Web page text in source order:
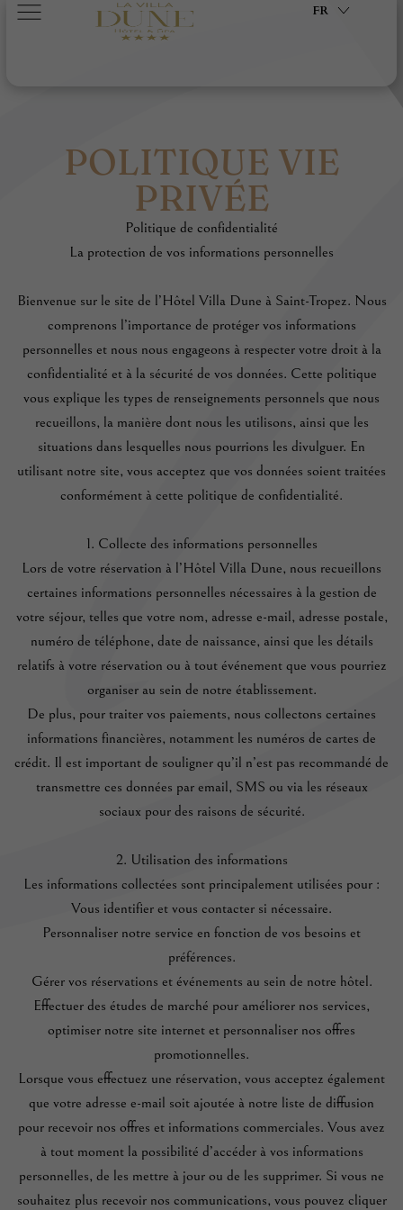
FR
POLITIQUE VIE
PRIVÉE
Politique de confidentialité
La protection de vos informations personnelles
Bienvenue sur le site de l’Hôtel Villa Dune à Saint-Tropez. Nous
comprenons l’importance de protéger vos informations
personnelles et nous nous engageons à respecter votre droit à la
confidentialité et à la sécurité de vos données. Cette politique
vous explique les types de renseignements personnels que nous
recueillons, la manière dont nous les utilisons, ainsi que les
situations dans lesquelles nous pourrions les divulguer. En
utilisant notre site, vous acceptez que vos données soient traitées
conformément à cette politique de confidentialité.
1. Collecte des informations personnelles
Lors de votre réservation à l’Hôtel Villa Dune, nous recueillons
certaines informations personnelles nécessaires à la gestion de
votre séjour, telles que votre nom, adresse e-mail, adresse postale,
numéro de téléphone, date de naissance, ainsi que les détails
relatifs à votre réservation ou à tout événement que vous pourriez
organiser au sein de notre établissement.
De plus, pour traiter vos paiements, nous collectons certaines
informations financières, notamment les numéros de cartes de
crédit. Il est important de souligner qu’il n’est pas recommandé de
transmettre ces données par email, SMS ou via les réseaux
sociaux pour des raisons de sécurité.
2. Utilisation des informations
Les informations collectées sont principalement utilisées pour :
Vous identifier et vous contacter si nécessaire.
Personnaliser notre service en fonction de vos besoins et
préférences.
Gérer vos réservations et événements au sein de notre hôtel.
Effectuer des études de marché pour améliorer nos services,
optimiser notre site internet et personnaliser nos offres
promotionnelles.
Lorsque vous effectuez une réservation, vous acceptez également
que votre adresse e-mail soit ajoutée à notre liste de diffusion
pour recevoir nos offres et informations commerciales. Vous avez
à tout moment la possibilité d’accéder à vos informations
personnelles, de les mettre à jour ou de les supprimer. Si vous ne
souhaitez plus recevoir nos communications, vous pouvez cliquer